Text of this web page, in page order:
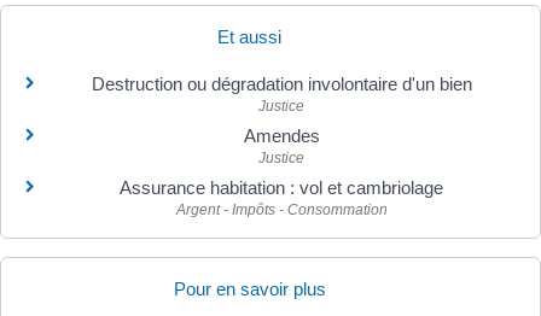
Et aussi
Destruction ou dégradation involontaire d'un bien
Justice
Amendes
Justice
Assurance habitation : vol et cambriolage
Argent - Impôts - Consommation
Pour en savoir plus